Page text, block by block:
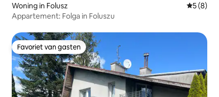
Woning in Folusz
5 (8)
Appartement: Folga in Foluszu
Favoriet van gasten
Favoriet van gasten